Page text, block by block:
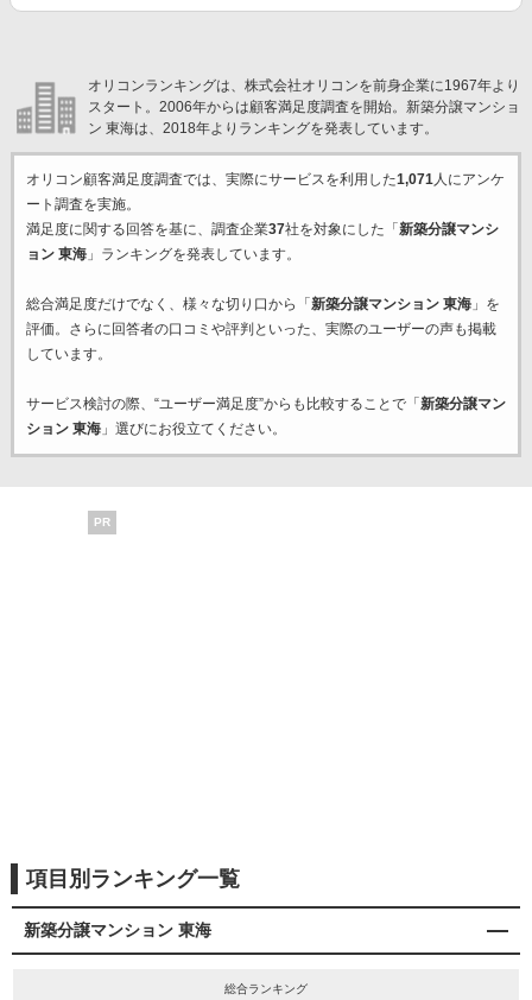
オリコンランキングは、株式会社オリコンを前身企業に1967年より
スタート。2006年からは顧客満足度調査を開始。新築分譲マンショ
ン 東海は、2018年よりランキングを発表しています。
オリコン顧客満足度調査では、実際にサービスを利用した1,071人にアンケ
ート調査を実施。
満足度に関する回答を基に、調査企業37社を対象にした「 新築分譲マンシ
ョン 東海」ランキングを発表しています。
総合満足度だけでなく、様々な切り口から「 新築分譲マンション 東海」を
評価。さらに回答者の口コミや評判といった、実際のユーザーの声も掲載
しています。
サービス検討の際、“ユーザー満足度”からも比較することで「 新築分譲マン
ション 東海」選びにお役立てください。
PR
項目別ランキング一覧
新築分譲マンション 東海
総合ランキング